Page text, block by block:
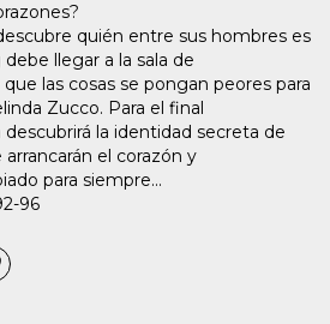
quién entre sus hombres es
llegar a la sala de
las cosas se pongan peores para
Zucco. Para el final
la identidad secreta de
el corazón y
para siempre...
96